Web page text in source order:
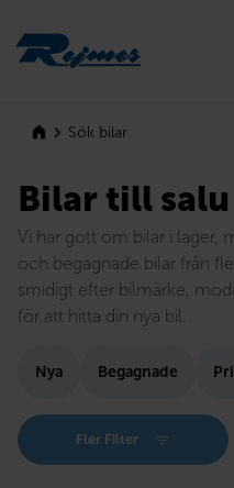
Sök bilar
Bilar till salu
Vi har gott om bilar i lager,
och begagnade bilar från
smidigt efter bilmärke,
för att hitta din nya bil.
Nya Begagnade
Fler Filter